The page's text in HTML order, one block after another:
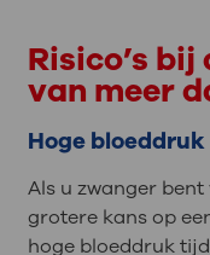
Risico’s
van meer
Hoge bloeddruk
Als u zwanger bent
grotere kans op
hoge bloeddruk